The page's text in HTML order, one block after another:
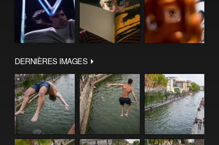
DERNIÈRES IMAGES